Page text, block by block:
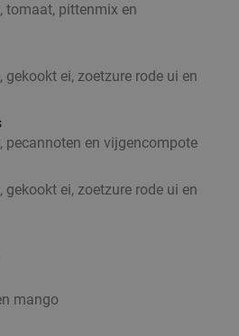
tomaat, pittenmix en
gekookt ei, zoetzure rode ui en
pecannoten en vijgencompote
gekookt ei, zoetzure rode ui en
mango